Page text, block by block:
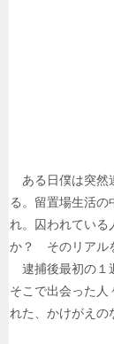
ある日僕は突然
る。留置場生活
れ。囚われている
か？ そのリアル
逮捕後最初の１
そこで出会った人
れた、かけがえ